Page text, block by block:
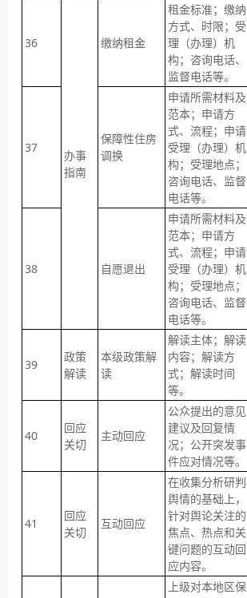
36
办事
指南
缴纳租金
租金标准；缴纳
方式、时限；受
理（办理）机
构；咨询电话、
监督电话等。
37
保障性住房
调换
申请所需材料及
范本；申请方
式、流程；申请
受理（办理）机
构；受理地点；
咨询电话、监督
电话等。
38 自愿退出
申请所需材料及
范本；申请方
式、流程；申请
受理（办理）机
构；受理地点；
咨询电话、监督
电话等。
39
政策
解读
本级政策解
读
解读主体；解读
内容；解读方
式；解读时间
等。
40
回应
关切
主动回应
公众提出的意见
建议及回复情
况；公开突发事
件应对情况等。
41
回应
关切
互动回应
在收集分析研判
舆情的基础上，
针对舆论关注的
焦点、热点和关
键问题的互动回
应内容。
上级对本地区保